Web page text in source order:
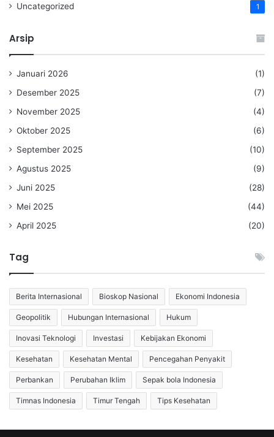
Uncategorized 1
Arsip
Januari 2026
(1)
Desember 2025
(7)
November 2025
(4)
Oktober 2025
(6)
September 2025
(10)
Agustus 2025
(9)
Juni 2025
(28)
Mei 2025
(44)
April 2025
(20)
Tag
Berita Internasional Bioskop Nasional Ekonomi Indonesia
Geopolitik Hubungan Internasional Hukum
Inovasi Teknologi Investasi Kebijakan Ekonomi
Kesehatan Kesehatan Mental Pencegahan Penyakit
Perbankan Perubahan Iklim Sepak bola Indonesia
Timnas Indonesia Timur Tengah Tips Kesehatan